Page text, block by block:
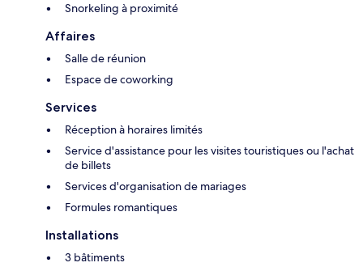
Snorkeling à proximité
Affaires
Salle de réunion
Espace de coworking
Services
Réception à horaires limités
Service d'assistance pour les visites touristiques ou l'achat
de billets
Services d'organisation de mariages
Formules romantiques
Installations
3 bâtiments